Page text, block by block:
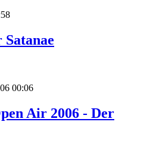
00:06
Air 2006 - Der